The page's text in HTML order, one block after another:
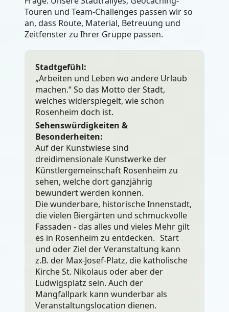
Touren und Team-Challenges passen wir so
an, dass Route, Material, Betreuung und
Zeitfenster zu Ihrer Gruppe passen.
Stadtgefühl:
„Arbeiten und Leben wo andere Urlaub
machen.“ So das Motto der Stadt,
welches widerspiegelt, wie schön
Rosenheim doch ist.
Sehenswürdigkeiten &
Besonderheiten:
Auf der Kunstwiese sind
dreidimensionale Kunstwerke der
Künstlergemeinschaft Rosenheim zu
sehen, welche dort ganzjährig
bewundert werden können.
Die wunderbare, historische Innenstadt,
die vielen Biergärten und schmuckvolle
Fassaden - das alles und vieles Mehr gilt
es in Rosenheim zu entdecken. Start
und oder Ziel der Veranstaltung kann
z.B. der Max-Josef-Platz, die katholische
Kirche St. Nikolaus oder aber der
Ludwigsplatz sein. Auch der
Mangfallpark kann wunderbar als
Veranstaltungslocation dienen.